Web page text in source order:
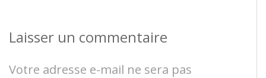
Laisser un commentaire
Votre adresse e-mail ne sera pas